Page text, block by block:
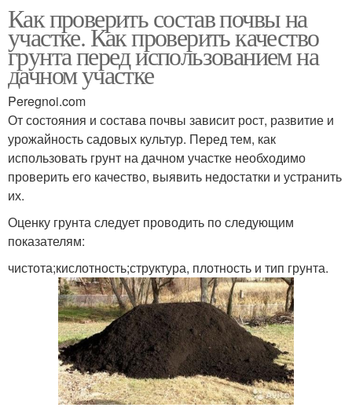
Как проверить состав почвы на
участке. Как проверить качество
грунта перед использованием на
дачном участке
Peregnoi.com
От состояния и состава почвы зависит рост, развитие и
урожайность садовых культур. Перед тем, как
использовать грунт на дачном участке необходимо
проверить его качество, выявить недостатки и устранить
их.
Оценку грунта следует проводить по следующим
показателям:
чистота;кислотность;структура, плотность и тип грунта.